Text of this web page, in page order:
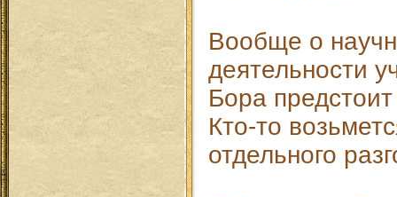
Вообще о
деятельности
Бора
Кто-то
отдельного